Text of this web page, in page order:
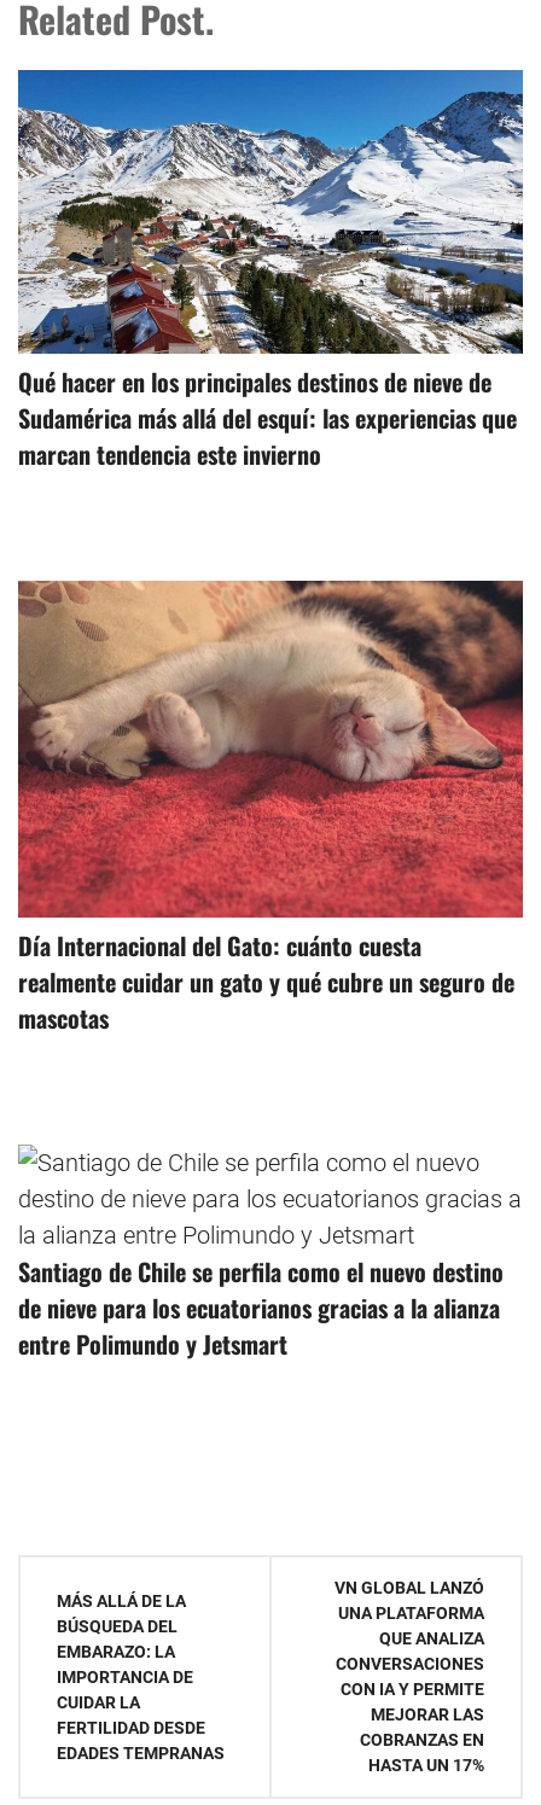
Related Post.
Qué hacer en los principales destinos de nieve de
Sudamérica más allá del esquí: las experiencias que
marcan tendencia este invierno
Día Internacional del Gato: cuánto cuesta
realmente cuidar un gato y qué cubre un seguro de
mascotas
Santiago de Chile se perfila como el nuevo destino
de nieve para los ecuatorianos gracias a la alianza
entre Polimundo y Jetsmart
Navegación
entradas
MÁS ALLÁ DE LA
BÚSQUEDA DEL
EMBARAZO: LA
IMPORTANCIA DE
CUIDAR LA
FERTILIDAD DESDE
EDADES TEMPRANAS
VN GLOBAL LANZÓ
UNA PLATAFORMA
QUE ANALIZA
CONVERSACIONES
CON IA Y PERMITE
MEJORAR LAS
COBRANZAS EN
HASTA UN 17%